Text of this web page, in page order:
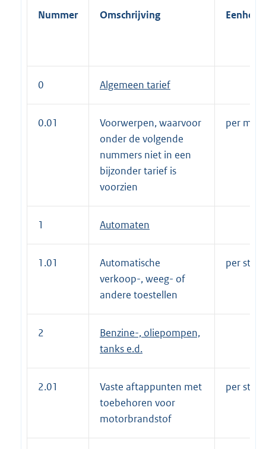
Nummer Omschrijving Eenheid
0 Algemeen tarief
0.01
Voorwerpen, waarvoor
onder de volgende
nummers niet in een
bijzonder tarief is
voorzien
per m²
1 Automaten
1.01
Automatische
verkoop-, weeg- of
andere toestellen
per stuk
2
Benzine-, oliepompen,
tanks e.d.
2.01
Vaste aftappunten met
toebehoren voor
motorbrandstof
per stuk